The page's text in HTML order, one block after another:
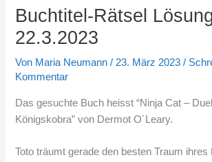
Buchtitel-Rätsel
22.3.2023
Von Maria Neumann/23. März 2023/
Kommentar
Das gesuchte Buch heisst “Ninja Cat –
Königskobra” von Dermot O´Leary.
Toto träumt gerade den besten Traum ihres